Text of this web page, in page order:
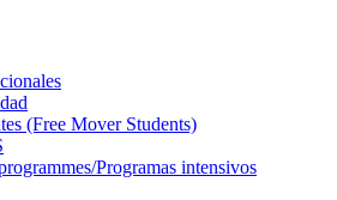
(Free Mover Students)
Programas intensivos